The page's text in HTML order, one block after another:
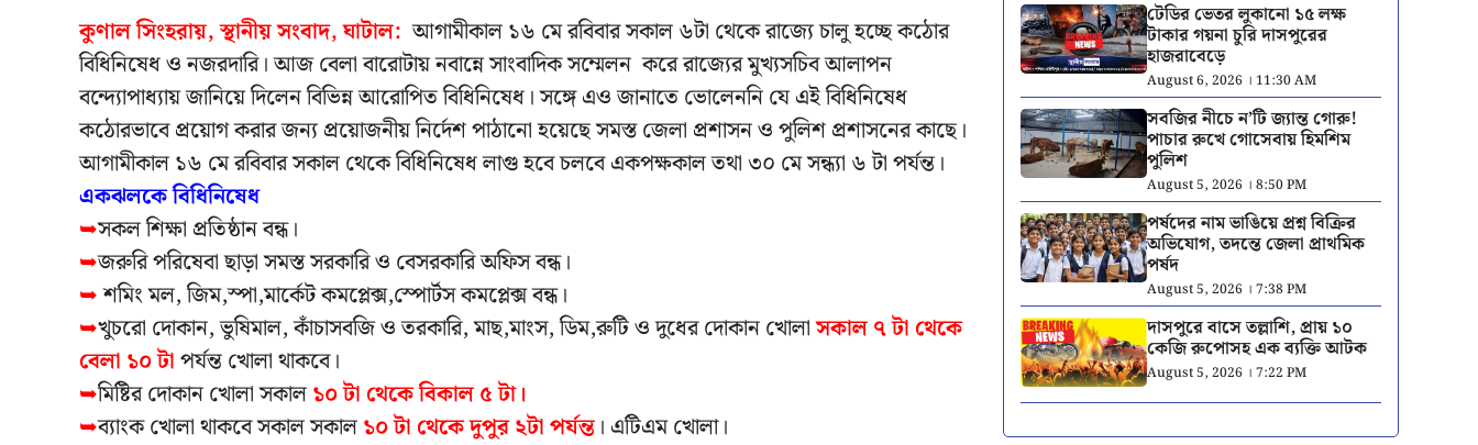
কুণাল সিংহরায়, স্থানীয় সংবাদ, ঘাটাল: আগামীকাল ১৬ মে রবিবার সকাল ৬টা থেকে রাজ্যে চালু হচ্ছে কঠোর
বিধিনিষেধ ও নজরদারি। আজ বেলা বারোটায় নবান্নে সাংবাদিক সম্মেলন করে রাজ্যের মুখ্যসচিব আলাপন
বন্দ্যোপাধ্যায় জানিয়ে দিলেন বিভিন্ন আরোপিত বিধিনিষেধ। সঙ্গে এও জানাতে ভোলেননি যে এই বিধিনিষেধ
কঠোরভাবে প্রয়োগ করার জন্য প্রয়োজনীয় নির্দেশ পাঠানো হয়েছে সমস্ত জেলা প্রশাসন ও পুলিশ প্রশাসনের কাছে।
আগামীকাল ১৬ মে রবিবার সকাল থেকে বিধিনিষেধ লাগু হবে চলবে একপক্ষকাল তথা ৩০ মে সন্ধ্যা ৬ টা পর্যন্ত।
একঝলকে বিধিনিষেধ
➥সকল শিক্ষা প্রতিষ্ঠান বন্ধ।
➥জরুরি পরিষেবা ছাড়া সমস্ত সরকারি ও বেসরকারি অফিস বন্ধ।
➥শমিং মল, জিম,স্পা,মার্কেট কমপ্লেক্স,স্পোর্টস কমপ্লেক্স বন্ধ।
➥খুচরো দোকান, ভুষিমাল, কাঁচাসবজি ও তরকারি, মাছ,মাংস, ডিম,রুটি ও দুধের দোকান খোলাসকাল ৭ টা থেকে
বেলা ১০ টাপর্যন্ত খোলা থাকবে।
➥মিষ্টির দোকান খোলা সকাল১০ টা থেকে বিকাল ৫ টা।
➥ব্যাংক খোলা থাকবে সকাল সকাল১০ টা থেকে দুপুর ২টা পর্যন্ত। এটিএম খোলা।
টেডির ভেতর লুকানো ১৫ লক্ষ
টাকার গয়না চুরি দাসপুরের
হাজরাবেড়ে
August 6, 2026 । 11:30 AM
সবজির নীচে ন’টি জ্যান্ত গোরু!
পাচার রুখে গোসেবায় হিমশিম
পুলিশ
August 5, 2026 । 8:50 PM
পর্ষদের নাম ভাঙিয়ে প্রশ্ন বিক্রির
অভিযোগ, তদন্তে জেলা প্রাথমিক
পর্ষদ
August 5, 2026 । 7:38 PM
দাসপুরে বাসে তল্লাশি, প্রায় ১০
কেজি রুপোসহ এক ব্যক্তি আটক
August 5, 2026 । 7:22 PM